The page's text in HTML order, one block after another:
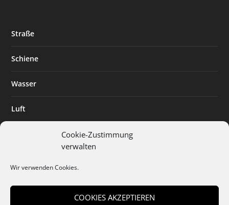
Cookie-Zustimmung
verwalten
Wir verwenden Cookies.
COOKIES AKZEPTIEREN
Straße
Schiene
Wasser
Luft
Digitalisierung